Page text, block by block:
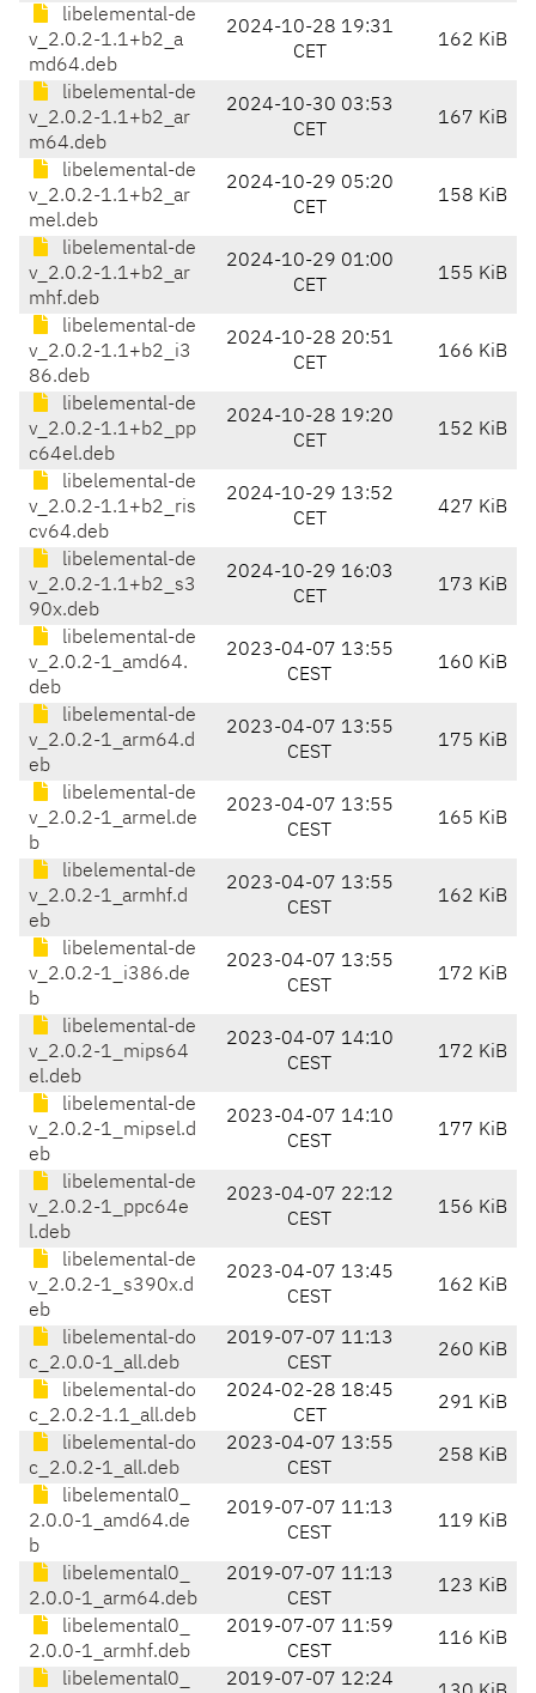
libelemental-de
v_2.0.2-1.1+b2_a
md64.deb
2024-10-28 19:31
CET
162 KiB
libelemental-de
v_2.0.2-1.1+b2_ar
m64.deb
2024-10-30 03:53
CET
167 KiB
libelemental-de
v_2.0.2-1.1+b2_ar
mel.deb
2024-10-29 05:20
CET
158 KiB
libelemental-de
v_2.0.2-1.1+b2_ar
mhf.deb
2024-10-29 01:00
CET
155 KiB
libelemental-de
v_2.0.2-1.1+b2_i3
86.deb
2024-10-28 20:51
CET
166 KiB
libelemental-de
v_2.0.2-1.1+b2_pp
c64el.deb
2024-10-28 19:20
CET
152 KiB
libelemental-de
v_2.0.2-1.1+b2_ris
cv64.deb
2024-10-29 13:52
CET
427 KiB
libelemental-de
v_2.0.2-1.1+b2_s3
90x.deb
2024-10-29 16:03
CET
173 KiB
libelemental-de
v_2.0.2-1_amd64.
deb
2023-04-07 13:55
CEST
160 KiB
libelemental-de
v_2.0.2-1_arm64.d
eb
2023-04-07 13:55
CEST
175 KiB
libelemental-de
v_2.0.2-1_armel.de
b
2023-04-07 13:55
CEST
165 KiB
libelemental-de
v_2.0.2-1_armhf.d
eb
2023-04-07 13:55
CEST
162 KiB
libelemental-de
v_2.0.2-1_i386.de
b
2023-04-07 13:55
CEST
172 KiB
libelemental-de
v_2.0.2-1_mips64
el.deb
2023-04-07 14:10
CEST
172 KiB
libelemental-de
v_2.0.2-1_mipsel.d
eb
2023-04-07 14:10
CEST
177 KiB
libelemental-de
v_2.0.2-1_ppc64e
l.deb
2023-04-07 22:12
CEST
156 KiB
libelemental-de
v_2.0.2-1_s390x.d
eb
2023-04-07 13:45
CEST
162 KiB
libelemental-do
c_2.0.0-1_all.deb
2019-07-07 11:13
CEST
260 KiB
libelemental-do
c_2.0.2-1.1_all.deb
2024-02-28 18:45
CET
291 KiB
libelemental-do
c_2.0.2-1_all.deb
2023-04-07 13:55
CEST
258 KiB
libelemental0_
2.0.0-1_amd64.de
b
2019-07-07 11:13
CEST
119 KiB
libelemental0_
2.0.0-1_arm64.deb
2019-07-07 11:13
CEST
123 KiB
libelemental0_
2.0.0-1_armhf.deb
2019-07-07 11:59
CEST
116 KiB
libelemental0_ 2019-07-07 12:24